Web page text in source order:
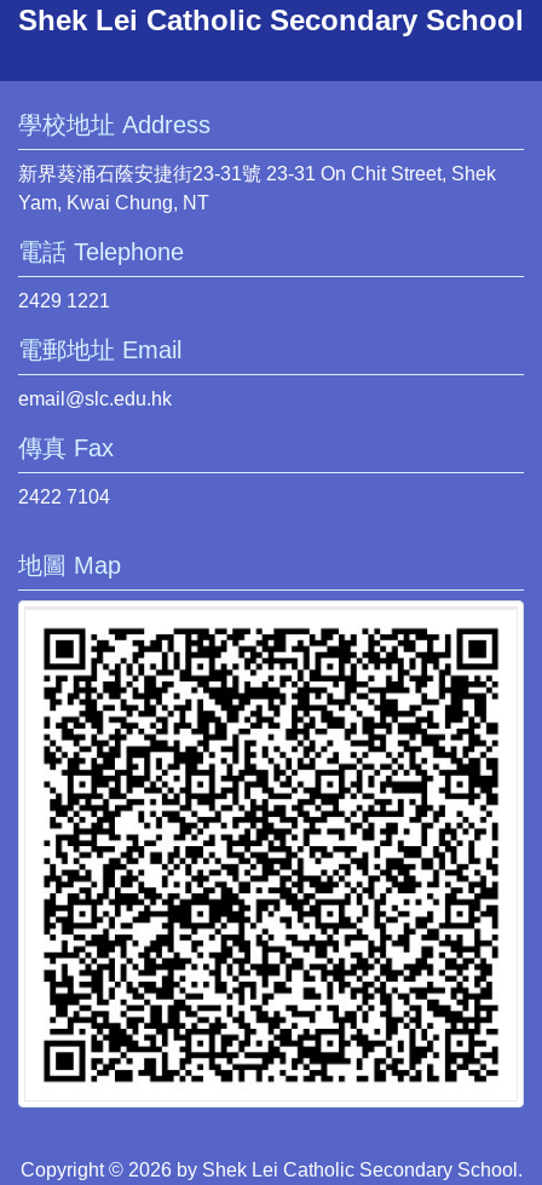
Shek Lei Catholic Secondary School
學校地址 Address
新界葵涌石蔭安捷街23-31號 23-31 On Chit Street, Shek
Yam, Kwai Chung, NT
電話 Telephone
2429 1221
電郵地址 Email
email@slc.edu.hk
傳真 Fax
2422 7104
地圖 Map
Copyright © 2026 by Shek Lei Catholic Secondary School.